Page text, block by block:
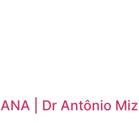
| Dr Antônio